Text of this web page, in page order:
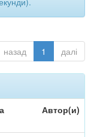
назад 1 далі
Автор(и)